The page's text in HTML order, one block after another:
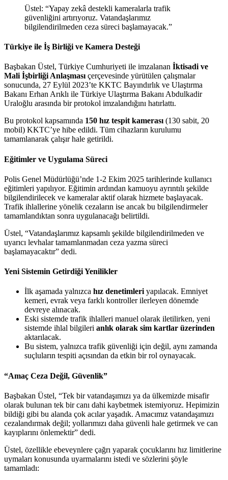
Üstel: “Yapay zekâ destekli kameralarla trafik
güvenliğini artırıyoruz. Vatandaşlarımız
bilgilendirilmeden ceza süreci başlamayacak.”
Türkiye ile İş Birliği ve Kamera Desteği
Başbakan Üstel, Türkiye Cumhuriyeti ile imzalanan İktisadi ve
Mali İşbirliği Anlaşması çerçevesinde yürütülen çalışmalar
sonucunda, 27 Eylül 2023’te KKTC Bayındırlık ve Ulaştırma
Bakanı Erhan Arıklı ile Türkiye Ulaştırma Bakanı Abdulkadir
Uraloğlu arasında bir protokol imzalandığını hatırlattı.
Bu protokol kapsamında 150 hız tespit kamerası (130 sabit, 20
mobil) KKTC’ye hibe edildi. Tüm cihazların kurulumu
tamamlanarak çalışır hale getirildi.
Eğitimler ve Uygulama Süreci
Polis Genel Müdürlüğü’nde 1-2 Ekim 2025 tarihlerinde kullanıcı
eğitimleri yapılıyor. Eğitimin ardından kamuoyu ayrıntılı şekilde
bilgilendirilecek ve kameralar aktif olarak hizmete başlayacak.
Trafik ihlallerine yönelik cezaların ise ancak bu bilgilendirmeler
tamamlandıktan sonra uygulanacağı belirtildi.
Üstel, “Vatandaşlarımız kapsamlı şekilde bilgilendirilmeden ve
uyarıcı levhalar tamamlanmadan ceza yazma süreci
başlamayacaktır” dedi.
Yeni Sistemin Getirdiği Yenilikler
İlk aşamada yalnızca hız denetimleri yapılacak. Emniyet
kemeri, evrak veya farklı kontroller ilerleyen dönemde
devreye alınacak.
Eski sistemde trafik ihlalleri manuel olarak iletilirken, yeni
sistemde ihlal bilgileri anlık olarak sim kartlar üzerinden
aktarılacak.
Bu sistem, yalnızca trafik güvenliği için değil, aynı zamanda
suçluların tespiti açısından da etkin bir rol oynayacak.
“Amaç Ceza Değil, Güvenlik”
Başbakan Üstel, “Tek bir vatandaşımızı ya da ülkemizde misafir
olarak bulunan tek bir canı dahi kaybetmek istemiyoruz. Hepimizin
bildiği gibi bu alanda çok acılar yaşadık. Amacımız vatandaşımızı
cezalandırmak değil; yollarımızı daha güvenli hale getirmek ve can
kayıplarını önlemektir” dedi.
Üstel, özellikle ebeveynlere çağrı yaparak çocuklarını hız limitlerine
uymaları konusunda uyarmalarını istedi ve sözlerini şöyle
tamamladı: